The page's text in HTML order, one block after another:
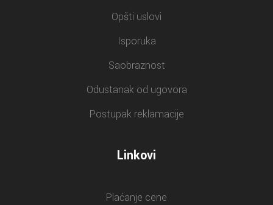
Opšti uslovi
Isporuka
Saobraznost
Odustanak od ugovora
Postupak reklamacije
Linkovi
Plaćanje cene